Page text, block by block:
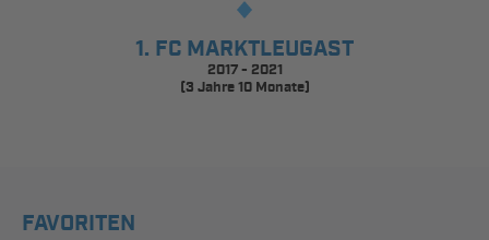
1. FC MARKTLEUGAST
2017 - 2021
(3 Jahre 10 Monate)
FAVORITEN